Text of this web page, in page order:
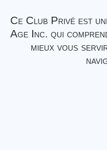
Ce Club Privé est
Age Inc. qui
mieux vous